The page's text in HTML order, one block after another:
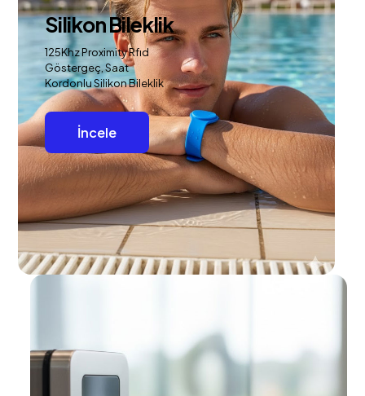
Silikon Bileklik
125Khz Proximity Rfıd
Göstergeç, Saat
Kordonlu Silikon Bileklik
İncele